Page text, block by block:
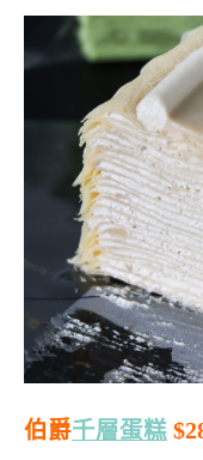
伯爵千層蛋糕